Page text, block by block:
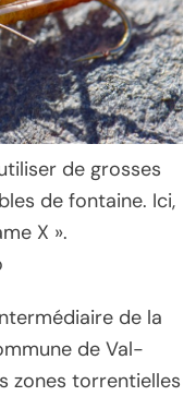
de grosses
de fontaine. Ici,
X ».
de la
de Val-
zones torrentielles